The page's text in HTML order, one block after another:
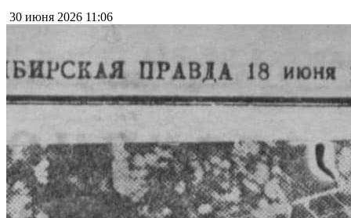
30 июня 2026 11:06